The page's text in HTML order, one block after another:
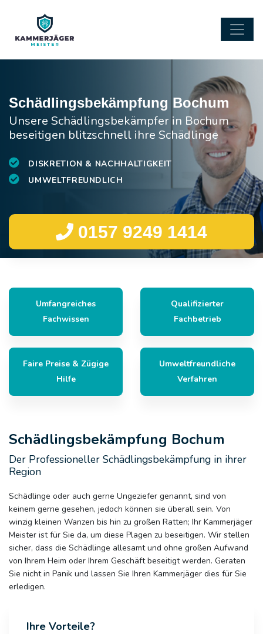
Schädlingsbekämpfung Bochum
Unsere Schädlingsbekämpfer in Bochum
beseitigen blitzschnell ihre Schädlinge
DISKRETION & NACHHALTIGKEIT
UMWELTFREUNDLICH
0157 9249 1414
Umfangreiches
Fachwissen
Qualifizierter
Fachbetrieb
Faire Preise & Zügige
Hilfe
Umweltfreundliche
Verfahren
Schädlingsbekämpfung Bochum
Der Professioneller Schädlingsbekämpfung in ihrer
Region
Schädlinge oder auch gerne Ungeziefer genannt, sind von
keinem gerne gesehen, jedoch können sie überall sein. Von
winzig kleinen Wanzen bis hin zu großen Ratten; Ihr Kammerjäger
Meister ist für Sie da, um diese Plagen zu beseitigen. Wir stellen
sicher, dass die Schädlinge allesamt und ohne großen Aufwand
von Ihrem Heim oder Ihrem Geschäft beseitigt werden. Geraten
Sie nicht in Panik und lassen Sie Ihren Kammerjäger dies für Sie
erledigen.
Ihre Vorteile?